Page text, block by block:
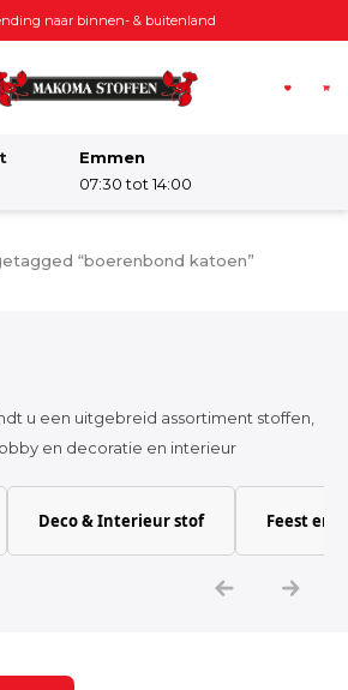
12:00 besteld, zelfde dag verzonden
Emmen
07:30 tot 14:00
Damesstoffen
Katoen
“boerenbond katoen”
u een uitgebreid assortiment stoffen,
en decoratie en interieur
Deco & Interieur stof Feest en